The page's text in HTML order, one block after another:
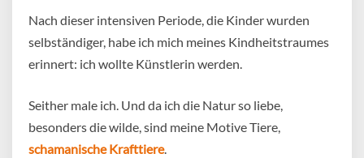
Nach dieser intensiven Periode, die Kinder wurden
selbständiger, habe ich mich meines Kindheitstraumes
erinnert: ich wollte Künstlerin werden.
Seither male ich. Und da ich die Natur so liebe,
besonders die wilde, sind meine Motive Tiere,
schamanische Krafttiere.